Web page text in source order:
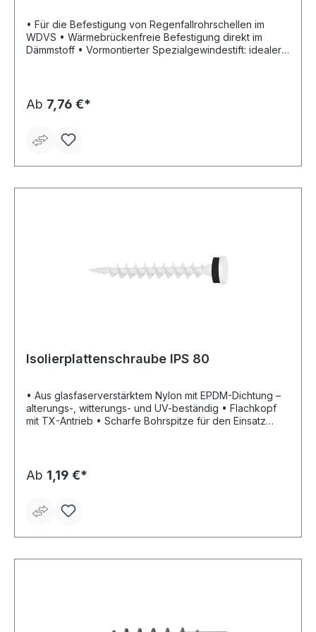
• Für die Befestigung von Regenfallrohrschellen im
WDVS • Wärmebrückenfreie Befestigung direkt im
Dämmstoff • Vormontierter Spezialgewindestift: idealer
Zellkautschuk • Robuster, selbstbohrender (WDVS-Putz
≤ 7 mm) Dübel aus witterungsbeständigem Nylon •
Ab 7,76 €*
Isolierplattenschraube IPS 80
• Aus glasfaserverstärktem Nylon mit EPDM-Dichtung –
alterungs-, witterungs- und UV-beständig • Flachkopf
mit TX-Antrieb • Scharfe Bohrspitze für den Einsatz
die Befestigung im Dämmstoff von
Wandanschlussprofilen, Blechen, Sockelschutzleisten,
Beleuchtungen, Schildern etc. • Einschraubbar in
Geeignet auch für leichte Befestigungen aufgrund
Ab 1,19 €*